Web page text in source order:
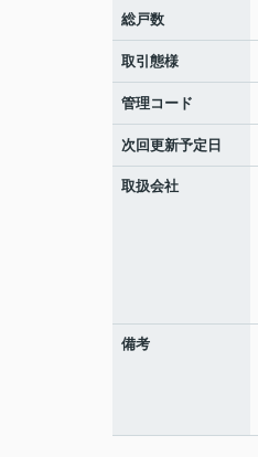
総戸数
取引態様
管理コード
次回更新予定日
取扱会社
備考